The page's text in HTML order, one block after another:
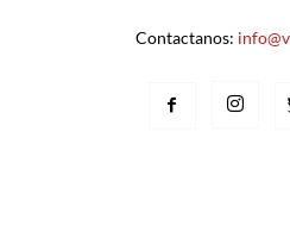
Contactanos: